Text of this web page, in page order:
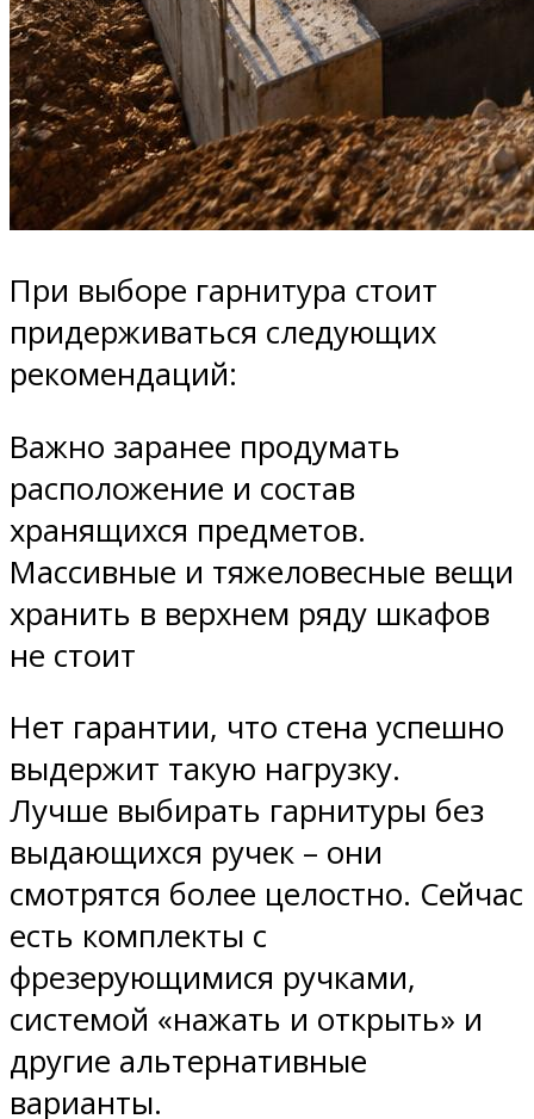
При выборе гарнитура стоит
придерживаться следующих
рекомендаций:
Важно заранее продумать
расположение и состав
хранящихся предметов.
Массивные и тяжеловесные вещи
хранить в верхнем ряду шкафов
не стоит
Нет гарантии, что стена успешно
выдержит такую нагрузку.
Лучше выбирать гарнитуры без
выдающихся ручек – они
смотрятся более целостно. Сейчас
есть комплекты с
фрезерующимися ручками,
системой «нажать и открыть» и
другие альтернативные
варианты.